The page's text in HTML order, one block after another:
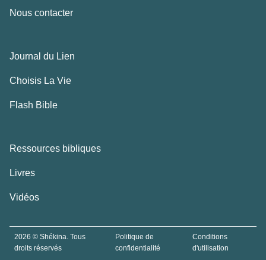
Nous contacter
Journal du Lien
Choisis La Vie
Flash Bible
Ressources bibliques
Livres
Vidéos
2026 © Shékina. Tous
droits réservés
Politique de
confidentialité
Conditions
d'utilisation